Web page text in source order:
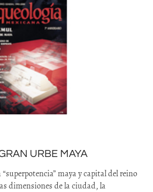
URBE MAYA
maya y capital del reino
dimensiones de la ciudad, la